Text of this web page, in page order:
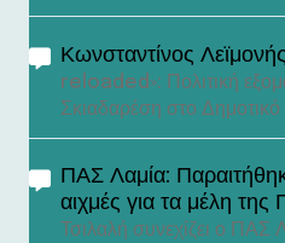
Κωνσταντίνος Λεϊμονής
reloaded»: Πολιτική
Σκιαδαρέση στο
ΠΑΣ Λαμία:
αιχμές για τα μέλη
Τσιλαλή συνεχίζει ο ΠΑΣ